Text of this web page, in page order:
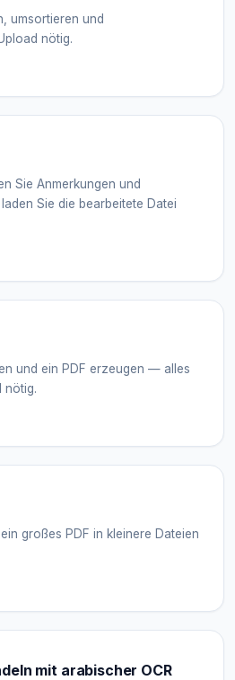
umsortieren und
nötig.
Sie Anmerkungen und
Sie die bearbeitete Datei
und ein PDF erzeugen — alles
nötig.
großes PDF in kleinere Dateien
mit arabischer OCR